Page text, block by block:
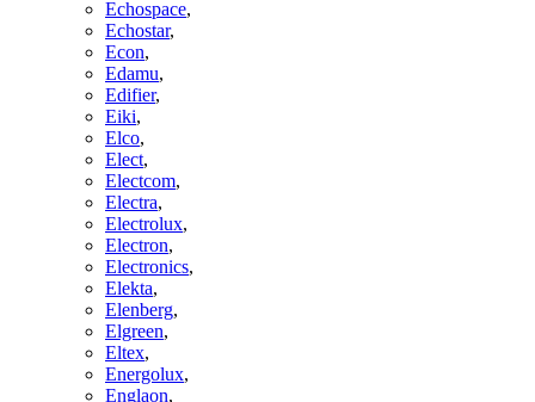
Echospace,
Echostar,
Econ,
Edamu,
Edifier,
Eiki,
Elco,
Elect,
Electcom,
Electra,
Electrolux,
Electron,
Electronics,
Elekta,
Elenberg,
Elgreen,
Eltex,
Energolux,
Englaon,